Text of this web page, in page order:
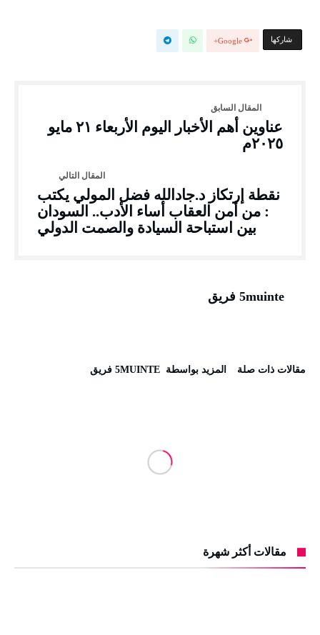
‫‫ شاركها‬ Google+
عناوين أهم الأخبار اليوم الأربعاء ٢١ مايو
٢٠٢٥م
نقطة إرتكاز د.جادالله فضل المولي يكتب
: من أمن العقاب أساء الأدب.. السودان
بين استباحة السيادة والصمت الدولي
5muinte فريق
‫مقالات ذات صلة‬ ‫‫المزيد بواسطة‬ ‬ 5MUINTE فريق
مقالات أكثر شهرة